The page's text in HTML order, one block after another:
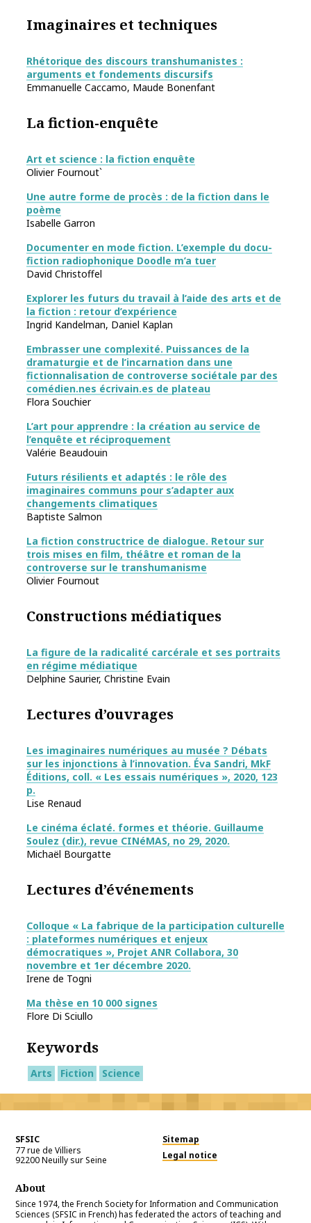
Imaginaires et techniques
Rhétorique des discours transhumanistes :
arguments et fondements discursifs
Emmanuelle Caccamo, Maude Bonenfant
La fiction-enquête
Art et science : la fiction enquête
Olivier Fournout`
Une autre forme de procès : de la fiction dans le
poème
Isabelle Garron
Documenter en mode fiction. L’exemple du docu-
fiction radiophonique Doodle m’a tuer
David Christoffel
Explorer les futurs du travail à l’aide des arts et de
la fiction : retour d’expérience
Ingrid Kandelman, Daniel Kaplan
Embrasser une complexité. Puissances de la
dramaturgie et de l’incarnation dans une
fictionnalisation de controverse sociétale par des
comédien.nes écrivain.es de plateau
Flora Souchier
L’art pour apprendre : la création au service de
l’enquête et réciproquement
Valérie Beaudouin
Futurs résilients et adaptés : le rôle des
imaginaires communs pour s’adapter aux
changements climatiques
Baptiste Salmon
La fiction constructrice de dialogue. Retour sur
trois mises en film, théâtre et roman de la
controverse sur le transhumanisme
Olivier Fournout
Constructions médiatiques
La figure de la radicalité carcérale et ses portraits
en régime médiatique
Delphine Saurier, Christine Evain
Lectures d’ouvrages
Les imaginaires numériques au musée ? Débats
sur les injonctions à l’innovation. Éva Sandri, MkF
Éditions, coll. « Les essais numériques », 2020, 123
p.
Lise Renaud
Le cinéma éclaté. formes et théorie. Guillaume
Soulez (dir.), revue CINéMAS, no 29, 2020.
Michaël Bourgatte
Lectures d’événements
Colloque « La fabrique de la participation culturelle
: plateformes numériques et enjeux
démocratiques », Projet ANR Collabora, 30
novembre et 1er décembre 2020.
Irene de Togni
Ma thèse en 10 000 signes
Flore Di Sciullo
Keywords
Arts Fiction Science
SFSIC
77 rue de Villiers
92200Neuilly sur Seine
Sitemap
Legal notice
About
Since 1974, the French Society for Information and Communication
Sciences (SFSIC in French) has federated the actors of teaching and